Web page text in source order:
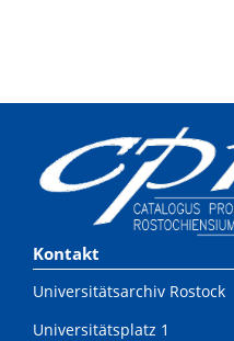
Kontakt
Universitätsarchiv Rostock
Universitätsplatz 1